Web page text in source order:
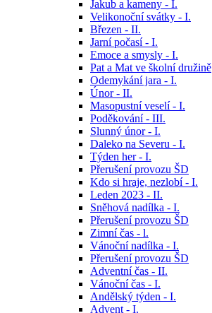
Jakub a kameny - I.
Velikonoční svátky - I.
Březen - II.
Jarní počasí - I.
Emoce a smysly - I.
Pat a Mat ve školní družině
Odemykání jara - I.
Únor - II.
Masopustní veselí - I.
Poděkování - III.
Slunný únor - I.
Daleko na Severu - I.
Týden her - I.
Přerušení provozu ŠD
Kdo si hraje, nezlobí - I.
Leden 2023 - II.
Sněhová nadílka - I.
Přerušení provozu ŠD
Zimní čas - l.
Vánoční nadílka - I.
Přerušení provozu ŠD
Adventní čas - II.
Vánoční čas - I.
Andělský týden - I.
Advent - I.